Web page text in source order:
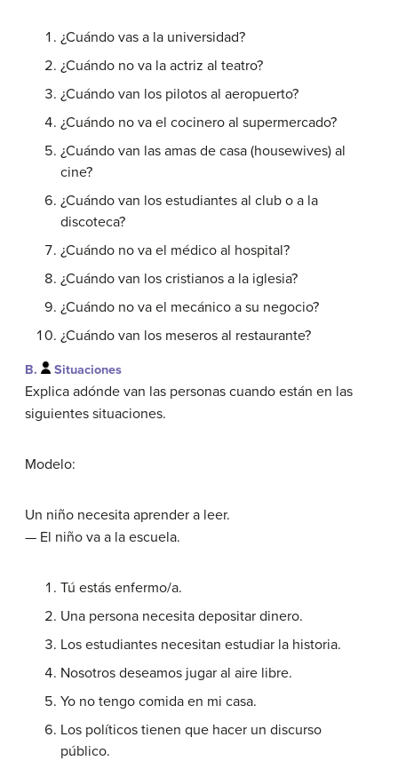
¿Cuándo vas a la universidad?
¿Cuándo no va la actriz al teatro?
¿Cuándo van los pilotos al aeropuerto?
¿Cuándo no va el cocinero al supermercado?
¿Cuándo van las amas de casa (housewives) al
cine?
¿Cuándo van los estudiantes al club o a la
discoteca?
¿Cuándo no va el médico al hospital?
¿Cuándo van los cristianos a la iglesia?
¿Cuándo no va el mecánico a su negocio?
¿Cuándo van los meseros al restaurante?
B. Situaciones
Explica adónde van las personas cuando están en las
siguientes situaciones.
Modelo:
Un niño necesita aprender a leer.
— El niño va a la escuela.
Tú estás enfermo/a.
Una persona necesita depositar dinero.
Los estudiantes necesitan estudiar la historia.
Nosotros deseamos jugar al aire libre.
Yo no tengo comida en mi casa.
Los políticos tienen que hacer un discurso
público.